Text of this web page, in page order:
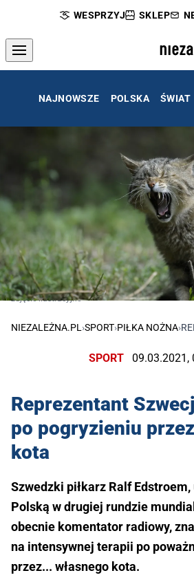
WESPRZYJ SKLEP
NAJNOWSZE POLSKA ŚWIAT
zdjęcie ilustracyjne
NIEZALEŻNA.PL ›SPORT›PIŁKA NOŻNA›
SPORT 09.03.2021,
Reprezentant
po pogryzieniu
kota
Szwedzki piłkarz Ralf
Polską w drugiej rundzie
obecnie komentator radiowy,
na intensywnej terapii po
przez... własnego kota.